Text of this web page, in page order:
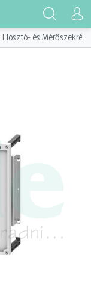
Elosztó- és Mérőszekrény